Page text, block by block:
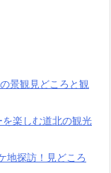
景観見どころと観
楽しむ道北の観光
地探訪！見どころ